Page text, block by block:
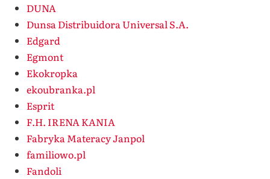
DUNA
Dunsa Distribuidora Universal S.A.
Edgard
Egmont
Ekokropka
ekoubranka.pl
Esprit
F.H. IRENA KANIA
Fabryka Materacy Janpol
familiowo.pl
Fandoli